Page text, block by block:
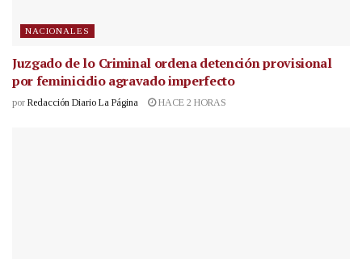
NACIONALES
Juzgado de lo Criminal ordena detención provisional
por feminicidio agravado imperfecto
por Redacción Diario La Página HACE 2 HORAS